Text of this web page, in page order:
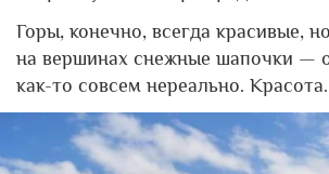
Горы, конечно, всегда красивые,
на вершинах снежные шапочки —
как-то совсем нереально. Красота.